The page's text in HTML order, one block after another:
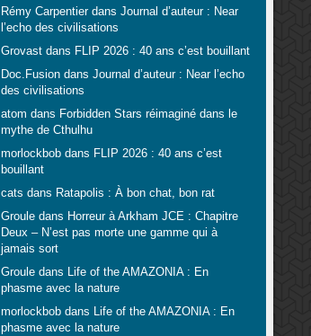
Rémy Carpentierdans Journal d’auteur : Near
l’echo des civilisations
Grovastdans FLIP 2026 : 40 ans c’est bouillant
Doc.Fusiondans Journal d’auteur : Near l’echo
des civilisations
atom dans Forbidden Stars réimaginé dans le
mythe de Cthulhu
morlockbobdans FLIP 2026 : 40 ans c’est
bouillant
cats dans Ratapolis : À bon chat, bon rat
Grouledans Horreur à Arkham JCE : Chapitre
Deux – N’est pas morte une gamme qui à
jamais sort
Grouledans Life of the AMAZONIA : En
phasme avec la nature
morlockbobdans Life of the AMAZONIA : En
phasme avec la nature